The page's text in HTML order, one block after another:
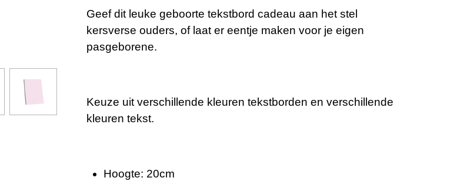
Geef dit leuke geboorte tekstbord cadeau aan het stel
kersverse ouders, of laat er eentje maken voor je eigen
pasgeborene.
Keuze uit verschillende kleuren tekstborden en verschillende
kleuren tekst.
Hoogte: 20cm